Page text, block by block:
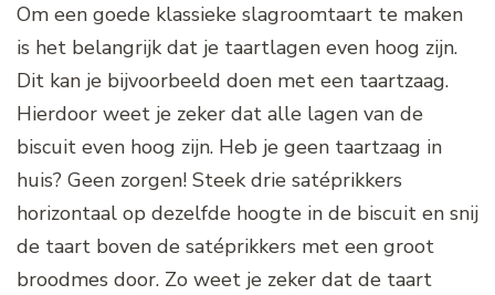
Om een goede klassieke slagroomtaart te maken
is het belangrijk dat je taartlagen even hoog zijn.
Dit kan je bijvoorbeeld doen met een taartzaag.
Hierdoor weet je zeker dat alle lagen van de
biscuit even hoog zijn. Heb je geen taartzaag in
huis? Geen zorgen! Steek drie satéprikkers
horizontaal op dezelfde hoogte in de biscuit en snij
de taart boven de satéprikkers met een groot
broodmes door. Zo weet je zeker dat de taart